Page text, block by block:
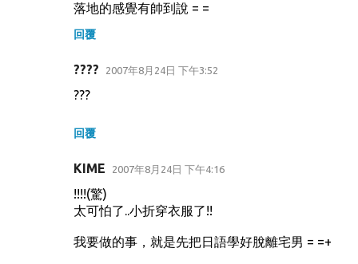
落地的感覺有帥到說 = =
回覆
???? 2007年8月24日 下午3:52
???
回覆
KIME 2007年8月24日 下午4:16
!!!!(驚)
太可怕了..小折穿衣服了!!
我要做的事，就是先把日語學好脫離宅男 = =+